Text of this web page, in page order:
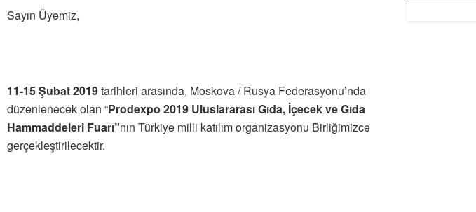
Sayın Üyemiz,
11-15 Şubat 2019tarihleri arasında, Moskova / Rusya Federasyonu’nda
düzenlenecek olan “Prodexpo 2019 Uluslararası Gıda, İçecek ve Gıda
Hammaddeleri Fuarı”nın Türkiye milli katılım organizasyonu Birliğimizce
gerçekleştirilecektir.